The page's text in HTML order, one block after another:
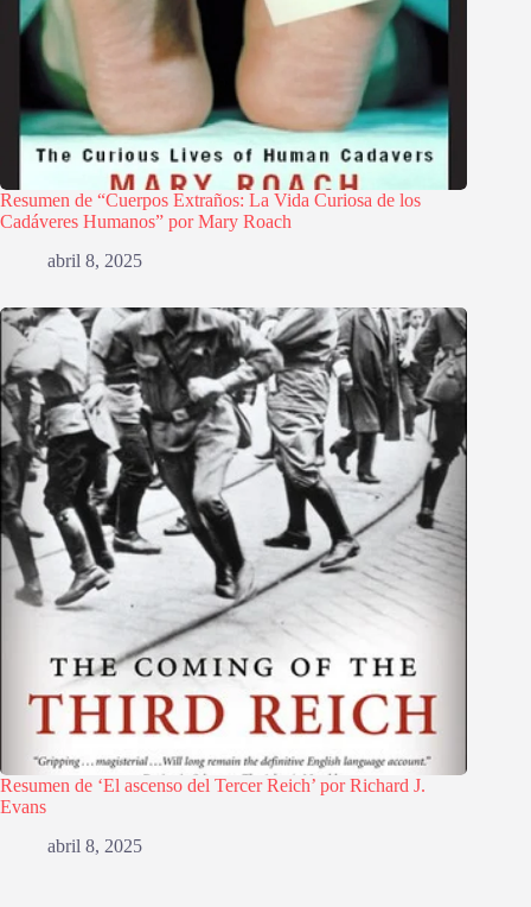
Resumen de “Cuerpos Extraños: La Vida Curiosa de los
Cadáveres Humanos” por Mary Roach
abril 8, 2025
Resumen de ‘El ascenso del Tercer Reich’ por Richard J.
Evans
abril 8, 2025